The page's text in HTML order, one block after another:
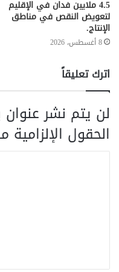
4.5 ملايين فدان في الإقليم
لتعويض النقص في مناطق
الإنتاج.
8 أغسطس، 2026
اترك تعليقاً
لن يتم نشر عنوان
الحقول الإلزامية